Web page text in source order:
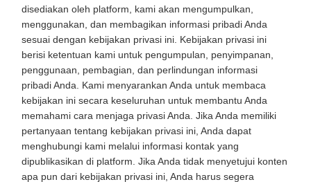
disediakan oleh platform, kami akan mengumpulkan,
menggunakan, dan membagikan informasi pribadi Anda
sesuai dengan kebijakan privasi ini. Kebijakan privasi ini
berisi ketentuan kami untuk pengumpulan, penyimpanan,
penggunaan, pembagian, dan perlindungan informasi
pribadi Anda. Kami menyarankan Anda untuk membaca
kebijakan ini secara keseluruhan untuk membantu Anda
memahami cara menjaga privasi Anda. Jika Anda memiliki
pertanyaan tentang kebijakan privasi ini, Anda dapat
menghubungi kami melalui informasi kontak yang
dipublikasikan di platform. Jika Anda tidak menyetujui konten
apa pun dari kebijakan privasi ini, Anda harus segera